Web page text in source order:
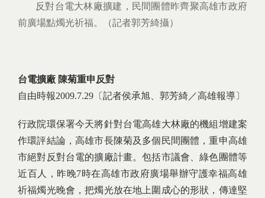
反對台電大林廠擴建，民間團體昨齊聚高雄市政府
前廣場點燭光祈福。（記者郭芳綺攝）
台電擴廠 陳菊重申反對
自由時報2009.7.29〔記者侯承旭、郭芳綺／高雄報導〕
行政院環保署今天將針對台電高雄大林廠的機組增建案
作環評結論，高雄市長陳菊及多個民間團體，重申高雄
市絕對反對台電的擴廠計畫。包括市議會、綠色團體等
近百人，昨晚7時在高雄市政府廣場舉辦守護幸福高雄
祈福燭光晚會，把燭光放在地上圍成心的形狀，傳達堅